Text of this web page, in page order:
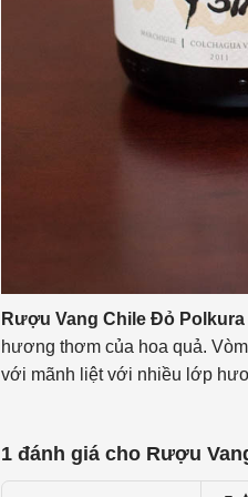
Rượu Vang Chile Đỏ Polkura
hương thơm của hoa quả.
với mãnh liệt với nhiều lớp
1 đánh giá cho Rượu